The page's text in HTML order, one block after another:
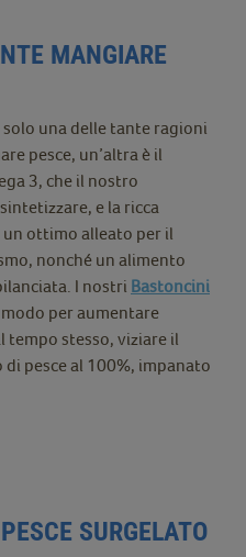
MANGIARE
una delle tante ragioni
pesce, un’altra è il
3, che il nostro
e la ricca
ottimo alleato per il
nonché un alimento
I nostri Bastoncini
per aumentare
tempo stesso, viziare il
pesce al 100%, impanato
SURGELATO